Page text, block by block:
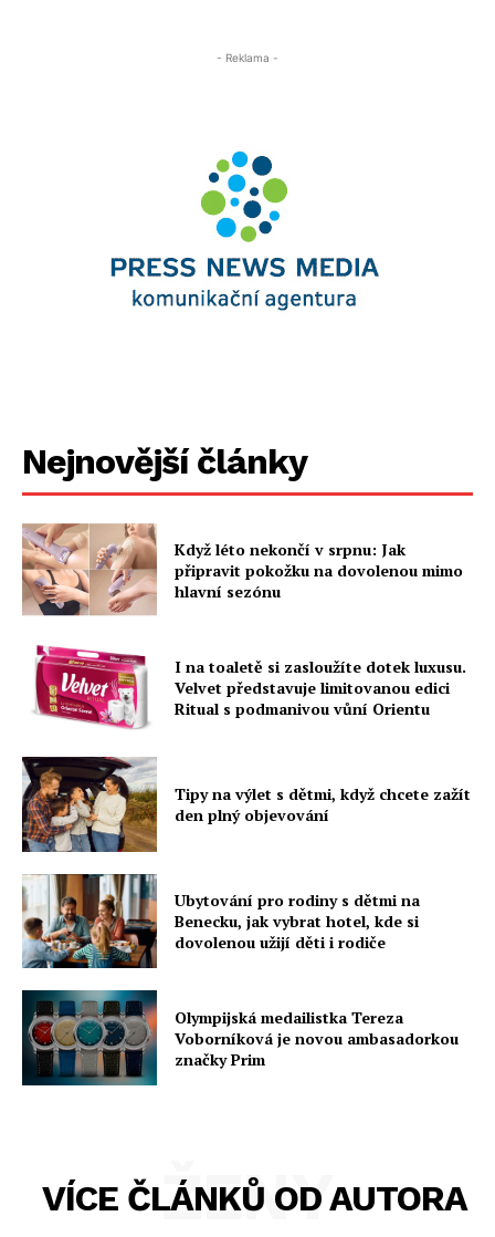
- Reklama -
Nejnovější články
Když léto nekončí v srpnu: Jak
připravit pokožku na dovolenou mimo
hlavní sezónu
I na toaletě si zasloužíte dotek luxusu.
Velvet představuje limitovanou edici
Ritual s podmanivou vůní Orientu
Tipy na výlet s dětmi, když chcete zažít
den plný objevování
Ubytování pro rodiny s dětmi na
Benecku, jak vybrat hotel, kde si
dovolenou užijí děti i rodiče
Olympijská medailistka Tereza
Voborníková je novou ambasadorkou
značky Prim
VÍCE ČLÁNKŮ OD AUTORA
ŽENY